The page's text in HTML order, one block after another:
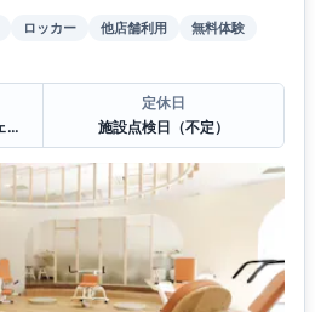
ロッカー 他店舗利用
無料体験
全日 10:00〜21:00(最終チェックイン20:30)
定休日
施設点検日（不定）